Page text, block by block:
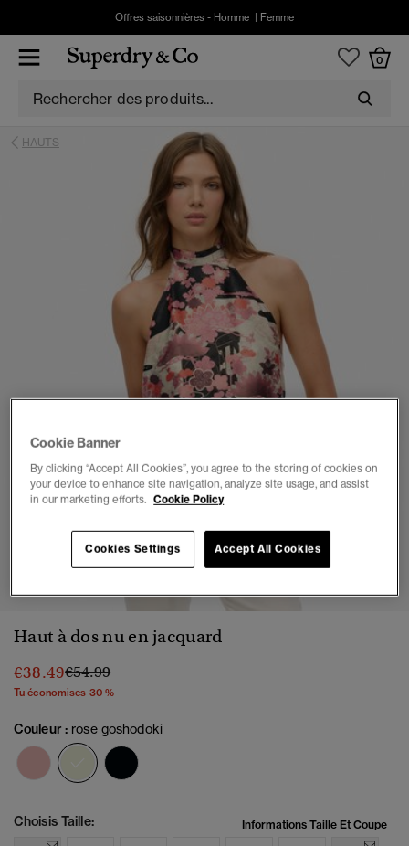
Offres saisonnières - Homme Femme
0
HAUTS
Haut à dos nu en jacquard
€38.49Prix réduit de
€54.99à
Tu économises 30 %
Couleur : rose goshodoki
sélectionné
Choisis Taille: Informations Taille Et Coupe
Cookie Banner
By clicking “Accept All Cookies”, you agree to the storing of cookies on
your device to enhance site navigation, analyze site usage, and assist
in our marketing efforts. Cookie Policy
Cookies Settings Accept All Cookies